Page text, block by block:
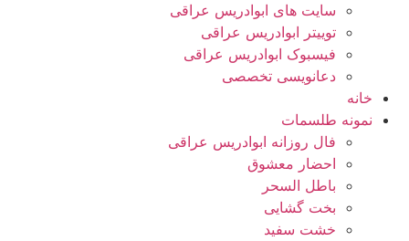
سایت های ابوادریس عراقی
توییتر ابوادریس عراقی
فیسبوک ابوادریس عراقی
دعانویسی تخصصی
خانه
نمونه طلسمات
فال روزانه ابوادریس عراقی
احضار معشوق
باطل السحر
بخت گشایی
خشت سفید